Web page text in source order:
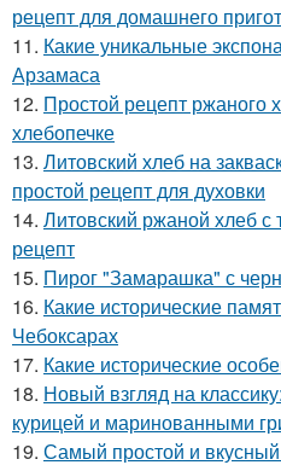
рецепт для домашнего
11. Какие уникальные
Арзамаса
12. Простой рецепт ржаного
хлебопечке
13. Литовский хлеб на
простой рецепт для духовки
14. Литовский ржаной хлеб
рецепт
15. Пирог "Замарашка" с
16. Какие исторические
Чебоксарах
17. Какие исторические
18. Новый взгляд на
курицей и маринованными
19. Самый простой и